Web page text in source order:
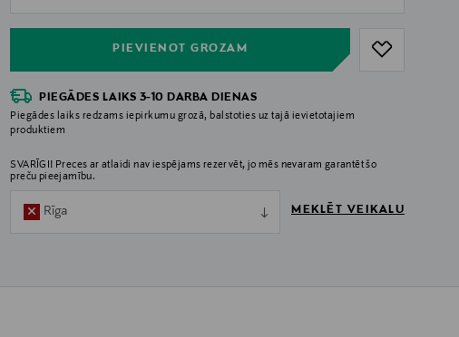
PIEVIENOT GROZAM
PIEGĀDES LAIKS 3-10 DARBA DIENAS
Piegādes laiks redzams iepirkumu grozā, balstoties uz tajā ievietotajiem
produktiem
SVARĪGI! Preces ar atlaidi nav iespējams rezervēt, jo mēs nevaram garantēt šo
preču pieejamību.
Rīga MEKLĒT VEIKALU